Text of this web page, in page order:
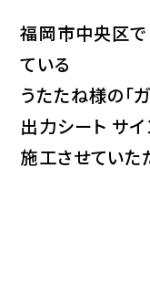
福岡市中央区で
ている
うたたね様の「
出力シート サイ
施工させていた